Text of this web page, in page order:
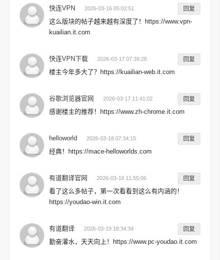
快连VPN 2026-03-16 05:02:51 回复
这么版块的帖子越来越有深度了！https://www.vpn-
kuailian.it.com
快连VPN下载 2026-03-17 07:39:28 回复
楼主今年多大了？https://kuailian-web.it.com
谷歌浏览器官网 2026-03-17 11:41:02 回复
感谢楼主的推荐！https://www.zh-chrome.it.com
helloworld 2026-03-18 07:34:15 回复
经典！https://mace-helloworlds.com
有道翻译官网 2026-03-18 11:55:06 回复
看了这么多帖子，第一次看看到这么有内涵的！
https://youdao-win.it.com
有道翻译 2026-03-19 18:34:34 回复
勤奋灌水，天天向上！https://www.pc-youdao.it.com